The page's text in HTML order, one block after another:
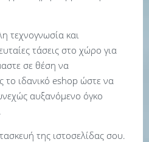
τεχνογνωσία και
τάσεις στο χώρο για
σε θέση να
το ιδανικό eshop ώστε να
αυξανόμενο όγκο
της ιστοσελίδας σου.